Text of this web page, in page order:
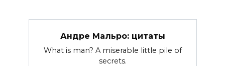
Андре Мальро: цитаты
What is man? A miserable little pile of
secrets.